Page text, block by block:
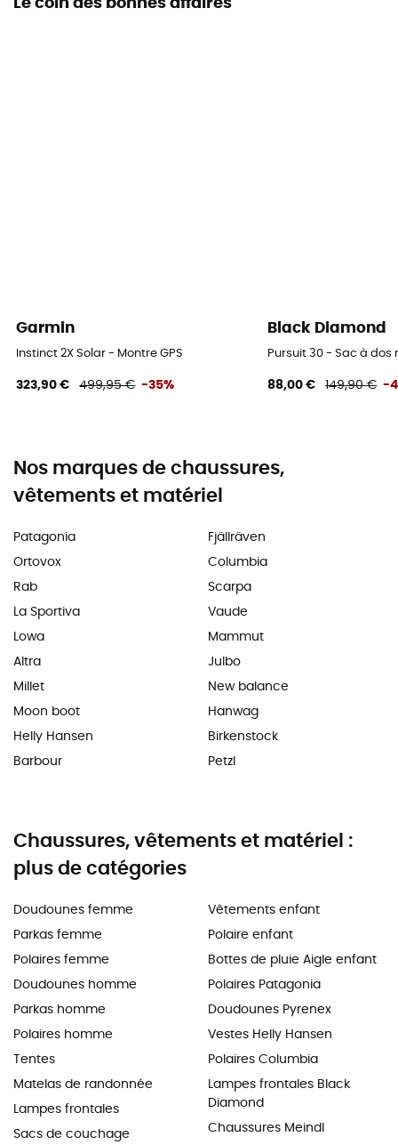
Le coin des bonnes affaires
Garmin
Instinct 2X Solar - Montre GPS
323,90 € 499,95 € -35%
Black Diamond
Pursuit 30 - Sac à
88,00 € 149,90 € -
Nos marques de chaussures,
vêtements et matériel
Patagonia
Ortovox
Rab
La Sportiva
Lowa
Altra
Millet
Moon boot
Helly Hansen
Barbour
Fjällräven
Columbia
Scarpa
Vaude
Mammut
Julbo
New balance
Hanwag
Birkenstock
Petzl
Chaussures, vêtements et matériel :
plus de catégories
Doudounes femme
Parkas femme
Polaires femme
Doudounes homme
Parkas homme
Polaires homme
Tentes
Matelas de randonnée
Lampes frontales
Sacs de couchage
Vêtements enfant
Polaire enfant
Bottes de pluie Aigle enfant
Polaires Patagonia
Doudounes Pyrenex
Vestes Helly Hansen
Polaires Columbia
Lampes frontales Black
Diamond
Chaussures Meindl